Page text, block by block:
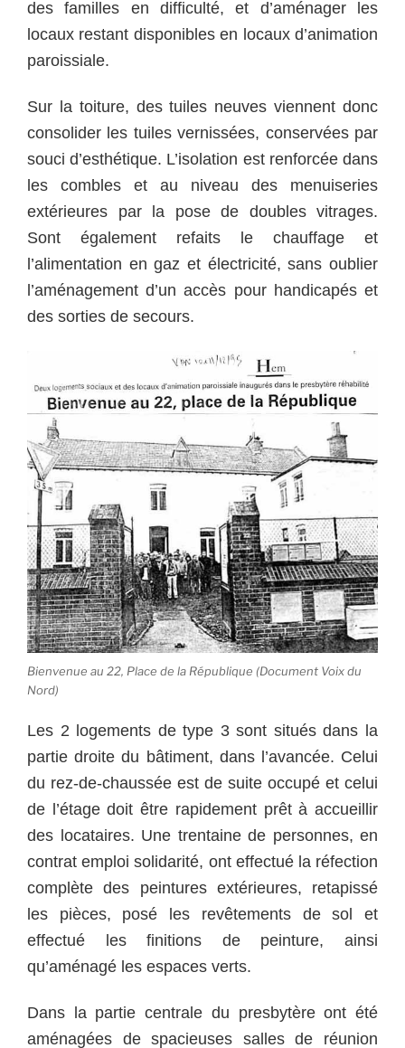
des familles en difficulté, et d’aménager les
locaux restant disponibles en locaux d’animation
paroissiale.
Sur la toiture, des tuiles neuves viennent donc
consolider les tuiles vernissées, conservées par
souci d’esthétique. L’isolation est renforcée dans
les combles et au niveau des menuiseries
extérieures par la pose de doubles vitrages.
Sont également refaits le chauffage et
l’alimentation en gaz et électricité, sans oublier
l’aménagement d’un accès pour handicapés et
des sorties de secours.
Bienvenue au 22, Place de la République (Document Voix du
Nord)
Les 2 logements de type 3 sont situés dans la
partie droite du bâtiment, dans l’avancée. Celui
du rez-de-chaussée est de suite occupé et celui
de l’étage doit être rapidement prêt à accueillir
des locataires. Une trentaine de personnes, en
contrat emploi solidarité, ont effectué la réfection
complète des peintures extérieures, retapissé
les pièces, posé les revêtements de sol et
effectué les finitions de peinture, ainsi
qu’aménagé les espaces verts.
Dans la partie centrale du presbytère ont été
aménagées de spacieuses salles de réunion